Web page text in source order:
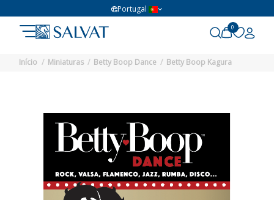
Portugal
0
Início Miniaturas Betty Boop Dance Betty Boop Kagura